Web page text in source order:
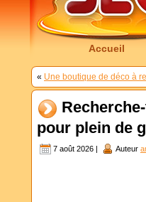
Accueil
« Une boutique de déco à
pour plein de
7 août 2026 | Auteur